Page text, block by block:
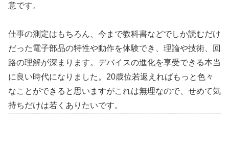
意です。
仕事の測定はもちろん、今まで教科書などでしか読むだけ
だった電子部品の特性や動作を体験でき、理論や技術、回
路の理解が深まります。デバイスの進化を享受できる本当
に良い時代になりました。20歳位若返えればもっと色々
なことができると思いますがこれは無理なので、せめて気
持ちだけは若くありたいです。